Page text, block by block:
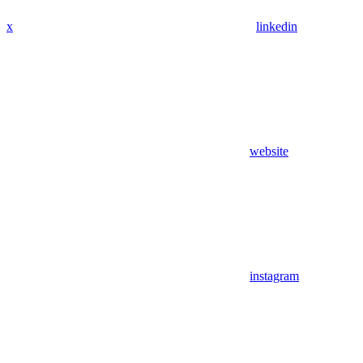
x linkedin
website
instagram